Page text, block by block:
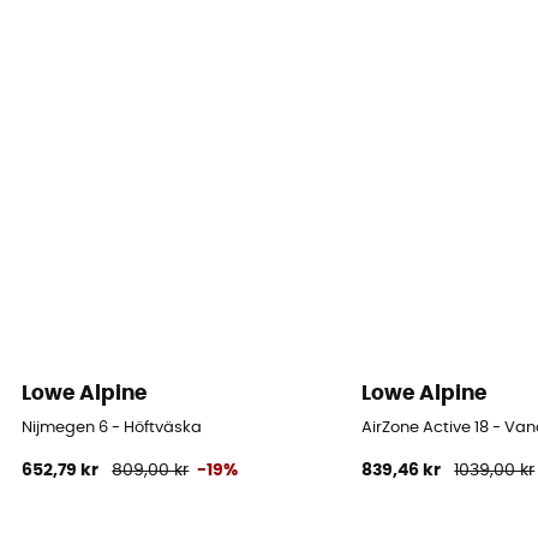
Lowe Alpine
Nijmegen 6 - Höftväska
652,79 kr 809,00 kr -19%
Lowe Alpine
AirZone Active 18 -
839,46 kr 1039,00 kr